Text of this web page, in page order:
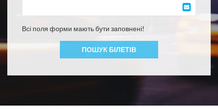
Всі поля форми мають бути заповнені!
ПОШУК БІЛЕТІВ